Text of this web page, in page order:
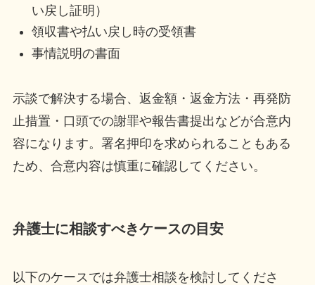
い戻し証明）
領収書や払い戻し時の受領書
事情説明の書面
示談で解決する場合、返金額・返金方法・再発防
止措置・口頭での謝罪や報告書提出などが合意内
容になります。署名押印を求められることもある
ため、合意内容は慎重に確認してください。
弁護士に相談すべきケースの目安
以下のケースでは弁護士相談を検討してくださ